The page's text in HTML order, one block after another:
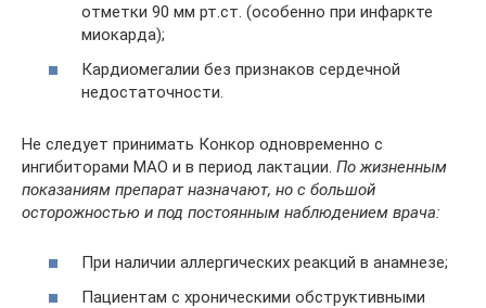
отметки 90 мм рт.ст. (особенно при инфаркте
миокарда);
Кардиомегалии без признаков сердечной
недостаточности.
Не следует принимать Конкор одновременно с
ингибиторами МАО и в период лактации. По жизненным
показаниям препарат назначают, но с большой
осторожностью и под постоянным наблюдением врача:
При наличии аллергических реакций в анамнезе;
Пациентам с хроническими обструктивными